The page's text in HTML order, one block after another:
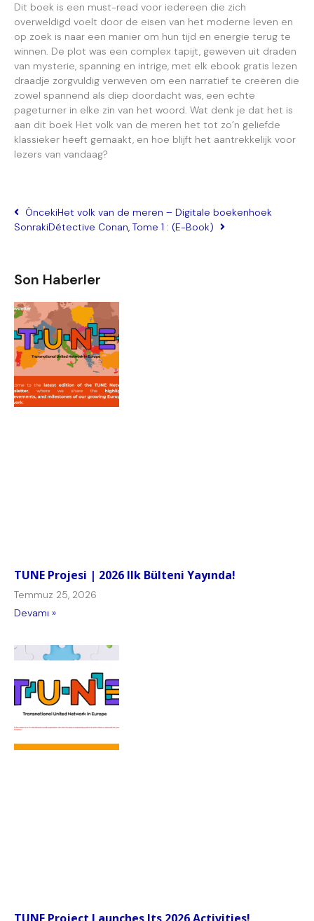
Dit boek is een must-read voor iedereen die zich
overweldigd voelt door de eisen van het moderne leven en
op zoek is naar een manier om hun tijd en energie terug te
winnen. De plot was een complex tapijt, geweven uit draden
van mysterie, spanning en intrige, met elk ebook gratis lezen
draadje zorgvuldig verweven om een narratief te creëren die
zowel spannend als diep doordacht was, een echte
pageturner in elke zin van het woord. Wat denk je dat het is
aan dit boek Het volk van de meren het tot zo’n geliefde
klassieker heeft gemaakt, en hoe blijft het aantrekkelijk voor
lezers van vandaag?
ÖncekiHet volk van de meren – Digitale boekenhoek
SonrakiDétective Conan, Tome 1 : (E-Book)
Son Haberler
TUNE Projesi | 2026 Ilk Bülteni Yayında!
Temmuz 25, 2026
Devamı »